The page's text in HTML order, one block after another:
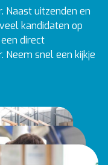
Naast uitzenden en
kandidaten op
direct
Neem snel een kijkje